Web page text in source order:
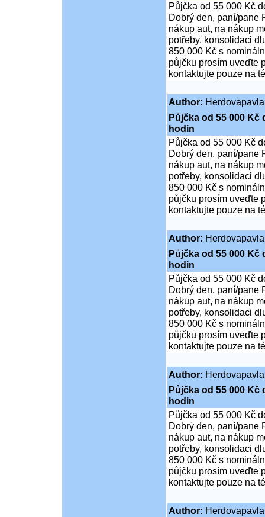
Půjčka od 55 000 Kč
Dobrý den, paní/pane
nákup aut, na nákup
potřeby, konsolidaci
850 000 Kč s
půjčku prosím uveďte
kontaktujte pouze na
Author: Herdovapavla
Půjčka od 55 000 Kč
hodin
Půjčka od 55 000 Kč
Dobrý den, paní/pane
nákup aut, na nákup
potřeby, konsolidaci
850 000 Kč s
půjčku prosím uveďte
kontaktujte pouze na
Author: Herdovapavla
Půjčka od 55 000 Kč
hodin
Půjčka od 55 000 Kč
Dobrý den, paní/pane
nákup aut, na nákup
potřeby, konsolidaci
850 000 Kč s
půjčku prosím uveďte
kontaktujte pouze na
Author: Herdovapavla
Půjčka od 55 000 Kč
hodin
Půjčka od 55 000 Kč
Dobrý den, paní/pane
nákup aut, na nákup
potřeby, konsolidaci
850 000 Kč s
půjčku prosím uveďte
kontaktujte pouze na
Author: Herdovapavla